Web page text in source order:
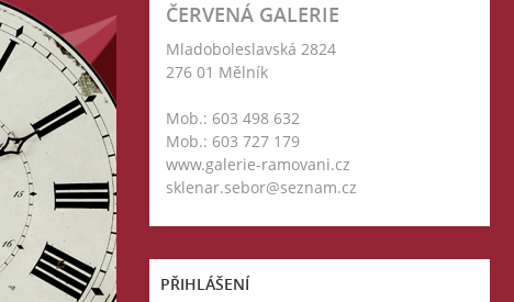
ČERVENÁ GALERIE
Mladoboleslavská 2824
276 01 Mělník
Mob.: 603 498 632
Mob.: 603 727 179
www.galerie-ramovani.cz
sklenar.sebor@seznam.cz
PŘIHLÁŠENÍ